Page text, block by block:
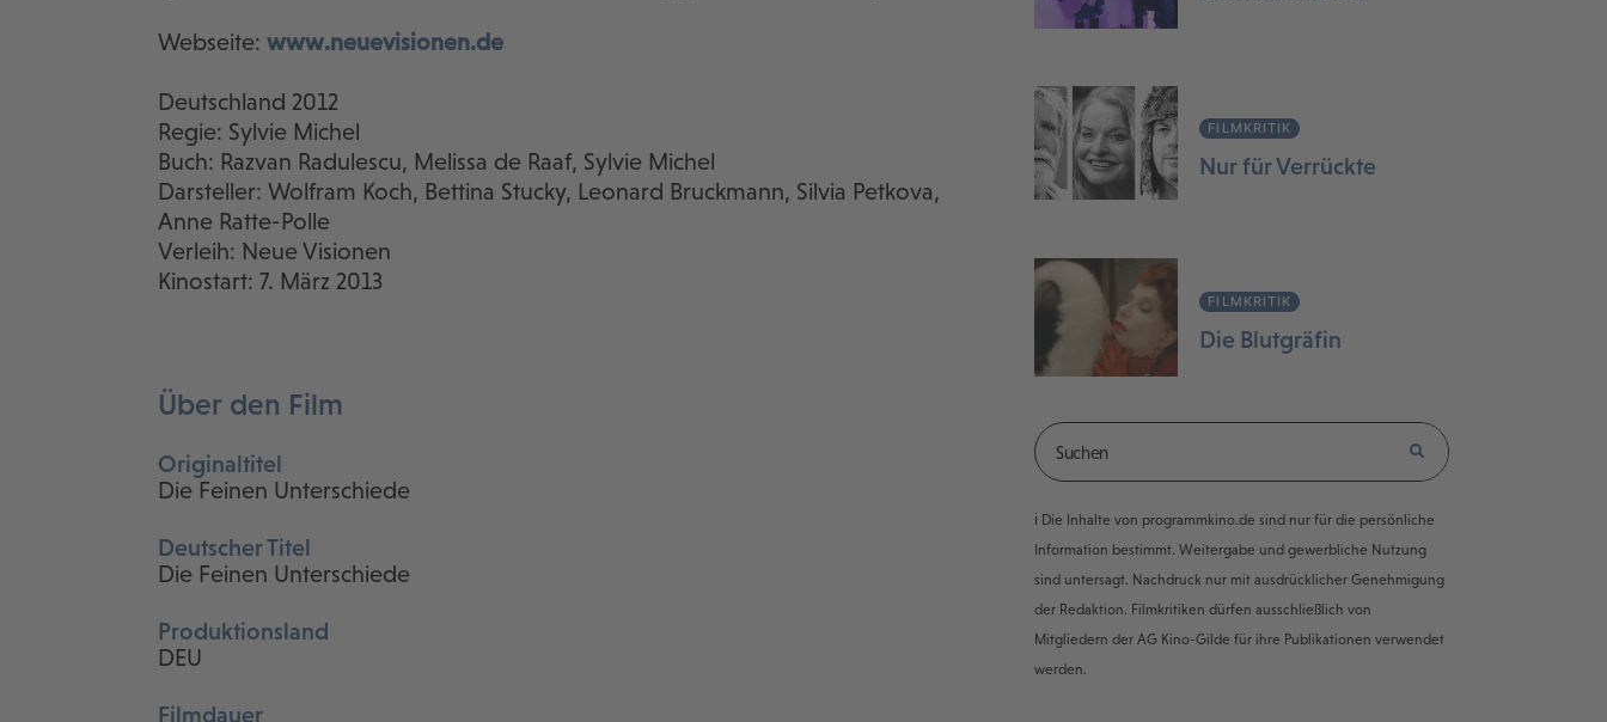
Webseite: www.neuevisionen.de
Deutschland 2012
Regie: Sylvie Michel
Buch: Razvan Radulescu, Melissa de Raaf, Sylvie Michel
Darsteller: Wolfram Koch, Bettina Stucky, Leonard Bruckmann, Silvia Petkova,
Anne Ratte-Polle
Verleih: Neue Visionen
Kinostart: 7. März 2013
Über den Film
Originaltitel
Die Feinen Unterschiede
Deutscher Titel
Die Feinen Unterschiede
Produktionsland
DEU
Filmdauer
FILMKRITIK
Nur für Verrückte
FILMKRITIK
Die Blutgräfin
ℹ️ Die Inhalte von programmkino.de sind nur für die persönliche
Information bestimmt. Weitergabe und gewerbliche Nutzung
sind untersagt. Nachdruck nur mit ausdrücklicher Genehmigung
der Redaktion. Filmkritiken dürfen ausschließlich von
Mitgliedern der AG Kino-Gilde für ihre Publikationen verwendet
werden.